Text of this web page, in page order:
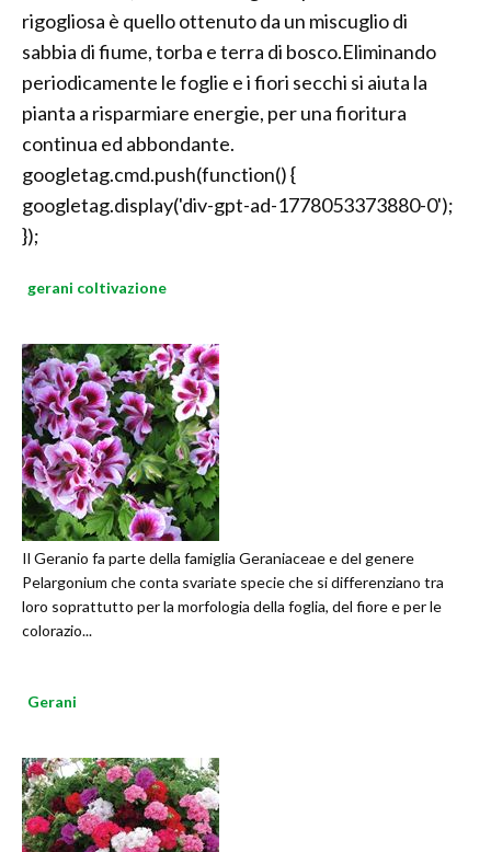
rigogliosa è quello ottenuto da un miscuglio di
sabbia di fiume, torba e terra di bosco.Eliminando
periodicamente le foglie e i fiori secchi si aiuta la
pianta a risparmiare energie, per una fioritura
continua ed abbondante.
googletag.cmd.push(function() {
googletag.display('div-gpt-ad-1778053373880-0');
});
gerani coltivazione
Il Geranio fa parte della famiglia Geraniaceae e del genere
Pelargonium che conta svariate specie che si differenziano tra
loro soprattutto per la morfologia della foglia, del fiore e per le
colorazio...
Gerani